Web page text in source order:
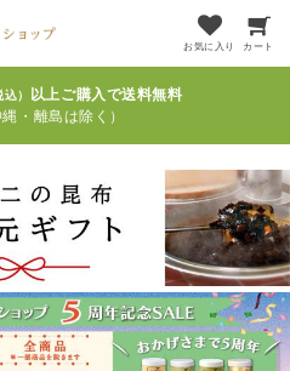
お気に入り カート
）
以上ご購入で送料無料
・離島は除く）